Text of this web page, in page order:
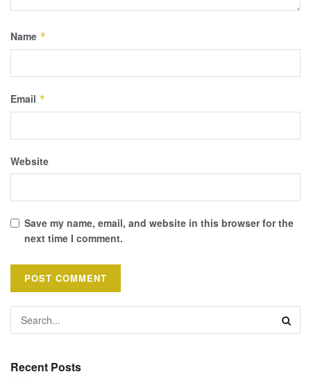
Name *
Email *
Website
Save my name, email, and website in this browser for the
next time I comment.
Recent Posts